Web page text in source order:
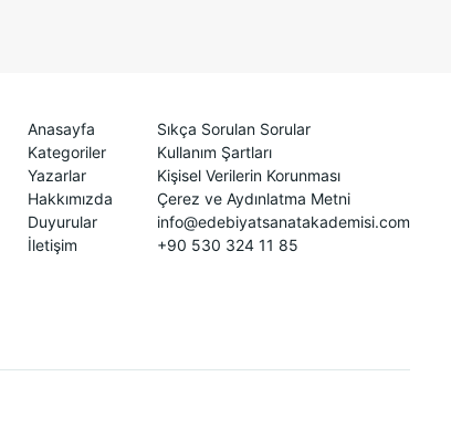
Anasayfa
Kategoriler
Yazarlar
Hakkımızda
Duyurular
İletişim
Sıkça Sorulan Sorular
Kullanım Şartları
Kişisel Verilerin Korunması
Çerez ve Aydınlatma Metni
info@edebiyatsanatakademisi.com
+90 530 324 11 85